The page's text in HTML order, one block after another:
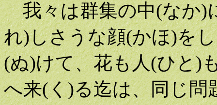
我々は群集の中(なか)
れ)しさうな顔(かほ)を
(ぬ)けて、花も人(ひと)
へ来(く)る迄は、同じ